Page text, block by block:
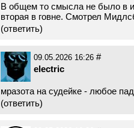
В общем то смысла не было в
вторая в говне. Смотрел
(ответить)
09.05.2026 16:26 #
electric
мразота на судейке - любое
(ответить)